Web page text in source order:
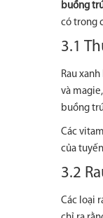
buồng
có trong
3.1
Rau
và
buồng
Các
của
3.2
Các loại